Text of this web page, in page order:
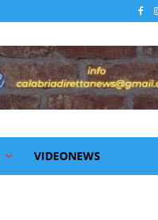
VIDEONEWS